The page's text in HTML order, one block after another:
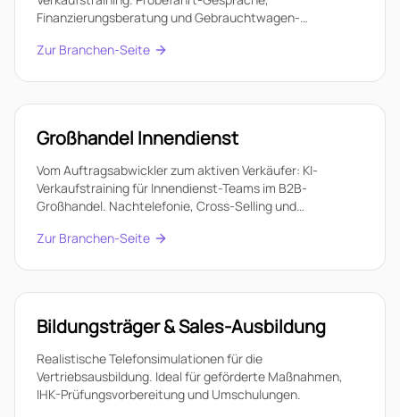
Finanzierungsberatung und Gebrauchtwagen-
Zur Branchen-Seite
Großhandel Innendienst
Vom Auftragsabwickler zum aktiven Verkäufer: KI-
Verkaufstraining für Innendienst-Teams im B2B-
Großhandel. Nachtelefonie, Cross-Selling und
Zur Branchen-Seite
Bildungsträger & Sales-Ausbildung
Realistische Telefonsimulationen für die
Vertriebsausbildung. Ideal für geförderte Maßnahmen,
IHK-Prüfungsvorbereitung und Umschulungen.